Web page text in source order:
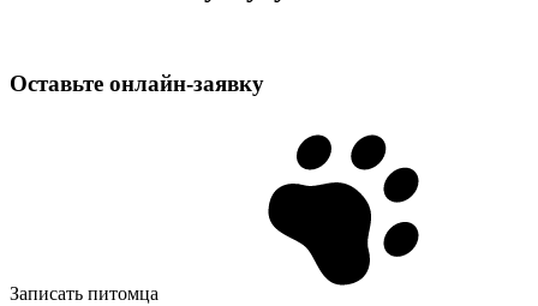
Оставьте онлайн‑заявку
Записать питомца